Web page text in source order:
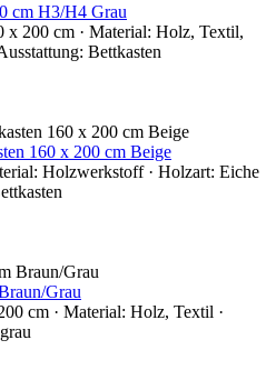
cm H3/H4 Grau
x 200 cm · Material: Holz, Textil,
Bettkasten
160 x 200 cm Beige
Holzwerkstoff · Holzart: Eiche
Grau
cm · Material: Holz, Textil ·